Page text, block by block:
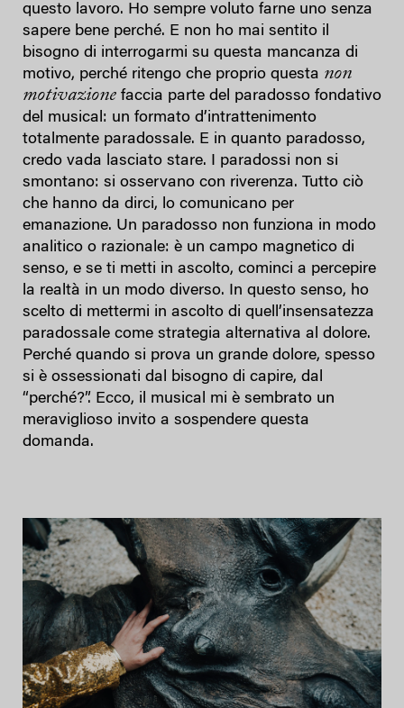
questo lavoro. Ho sempre voluto farne uno senza
sapere bene perché. E non ho mai sentito il
bisogno di interrogarmi su questa mancanza di
motivo, perché ritengo che proprio questa non
motivazione faccia parte del paradosso fondativo
del musical: un formato d’intrattenimento
totalmente paradossale. E in quanto paradosso,
credo vada lasciato stare. I paradossi non si
smontano: si osservano con riverenza. Tutto ciò
che hanno da dirci, lo comunicano per
emanazione. Un paradosso non funziona in modo
analitico o razionale: è un campo magnetico di
senso, e se ti metti in ascolto, cominci a percepire
la realtà in un modo diverso. In questo senso, ho
scelto di mettermi in ascolto di quell’insensatezza
paradossale come strategia alternativa al dolore.
Perché quando si prova un grande dolore, spesso
si è ossessionati dal bisogno di capire, dal
“perché?”. Ecco, il musical mi è sembrato un
meraviglioso invito a sospendere questa
domanda.